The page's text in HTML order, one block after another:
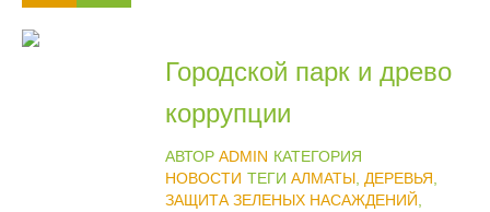
Городской парк и древо
коррупции
АВТОР ADMIN КАТЕГОРИЯ
НОВОСТИ ТЕГИ АЛМАТЫ, ДЕРЕВЬЯ
ЗАЩИТА ЗЕЛЕНЫХ НАСАЖДЕНИЙ